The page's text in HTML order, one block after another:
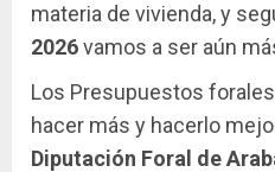
materia de vivienda, y
2026vamos a ser aún
Los Presupuestos
hacer más y hacerlo
Diputación Foral de